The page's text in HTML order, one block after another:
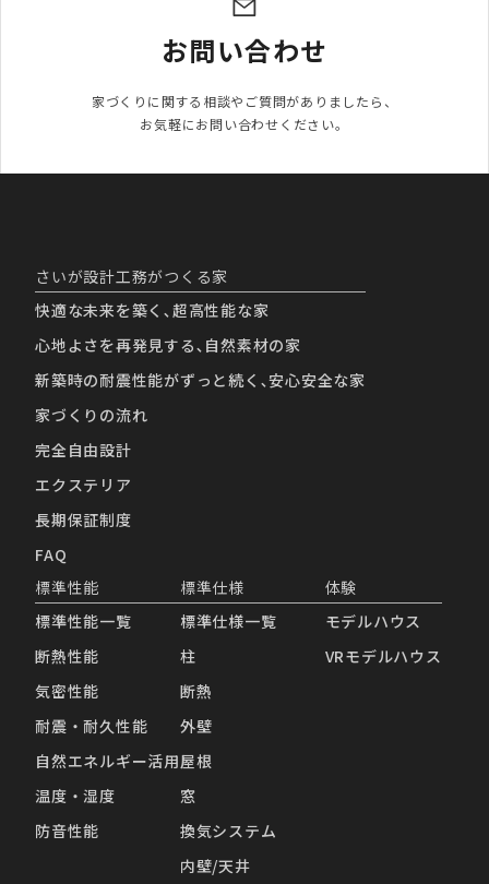
お問い合わせ
家づくりに関する相談やご質問がありましたら、
お気軽にお問い合わせください。
さいが設計工務がつくる家
快適な未来を築く､超高性能な家
心地よさを再発見する､自然素材の家
新築時の耐震性能がずっと続く､安心安全な家
家づくりの流れ
完全自由設計
エクステリア
長期保証制度
FAQ
標準性能
標準性能一覧
断熱性能
気密性能
耐震・耐久性能
自然エネルギー活用
温度・湿度
防音性能
標準仕様
標準仕様一覧
柱
断熱
外壁
屋根
窓
換気システム
内壁/天井
体験
モデルハウス
VRモデルハウス